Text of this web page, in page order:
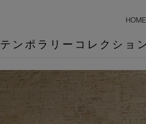
HOME
ンポラリーコレクショ